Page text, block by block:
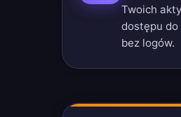
Twoich
dostępu do
bez logów.